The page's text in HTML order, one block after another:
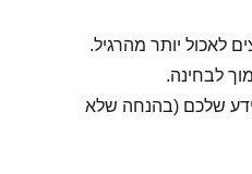
לאכול יותר מהרגיל.
לבחינה.
שלכם (בהנחה שלא